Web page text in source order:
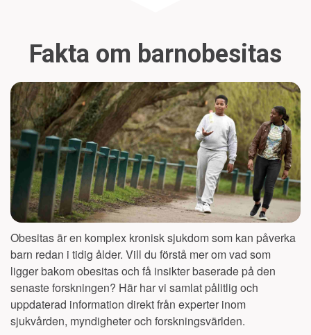
Fakta om barnobesitas
Obesitas är en komplex kronisk sjukdom som kan påverka
barn redan i tidig ålder. Vill du förstå mer om vad som
ligger bakom obesitas och få insikter baserade på den
senaste forskningen? Här har vi samlat pålitlig och
uppdaterad information direkt från experter inom
sjukvården, myndigheter och forskningsvärlden.